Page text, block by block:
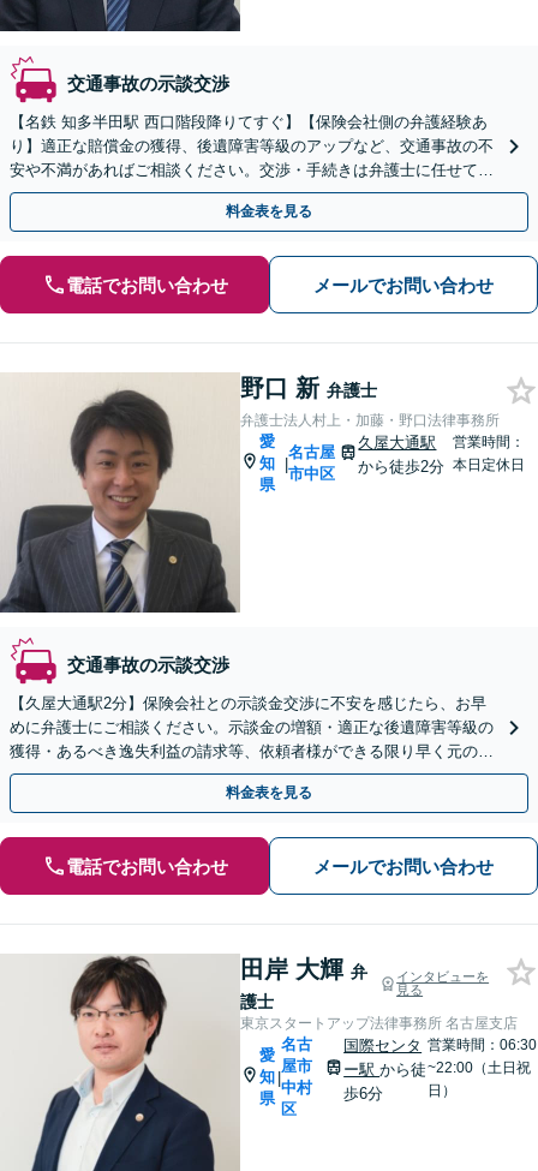
交通事故の示談交渉
【名鉄 知多半田駅 西口階段降りてすぐ】【保険会社側の弁護経験あ
り】適正な賠償金の獲得、後遺障害等級のアップなど、交通事故の不
安や不満があればご相談ください。交渉・手続きは弁護士に任せて、
治療にご専念を【初回相談30分無料】
料金表を見る
電話でお問い合わせ メールでお問い合わせ
野口 新 弁護士
弁護士法人村上・加藤・野口法律事務所
愛
知
県
|
名古屋
市中区
久屋大通駅
から徒歩2分
営業時間：
本日定休日
交通事故の示談交渉
【久屋大通駅2分】保険会社との示談金交渉に不安を感じたら、お早
めに弁護士にご相談ください。示談金の増額・適正な後遺障害等級の
獲得・あるべき逸失利益の請求等、依頼者様ができる限り早く元の生
活を取り戻せるよう誠実に取り組みます。
料金表を見る
電話でお問い合わせ メールでお問い合わせ
田岸 大輝 弁
護士
インタビューを
見る
東京スタートアップ法律事務所 名古屋支店
愛
知
県
|
名古
屋市
中村
区
国際センタ
ー駅から徒
歩6分
営業時間：06:30
~22:00（土日祝
日）